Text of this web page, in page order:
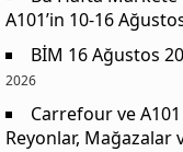
A101’in 10-16
BİM 16 Ağustos
2026
Carrefour ve
Reyonlar, Mağazalar